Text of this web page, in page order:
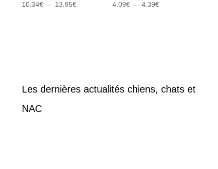
10.34€ – 13.95€Plage
4.09€ – 4.39€Plage
Les dernières actualités chiens, chats et
NAC